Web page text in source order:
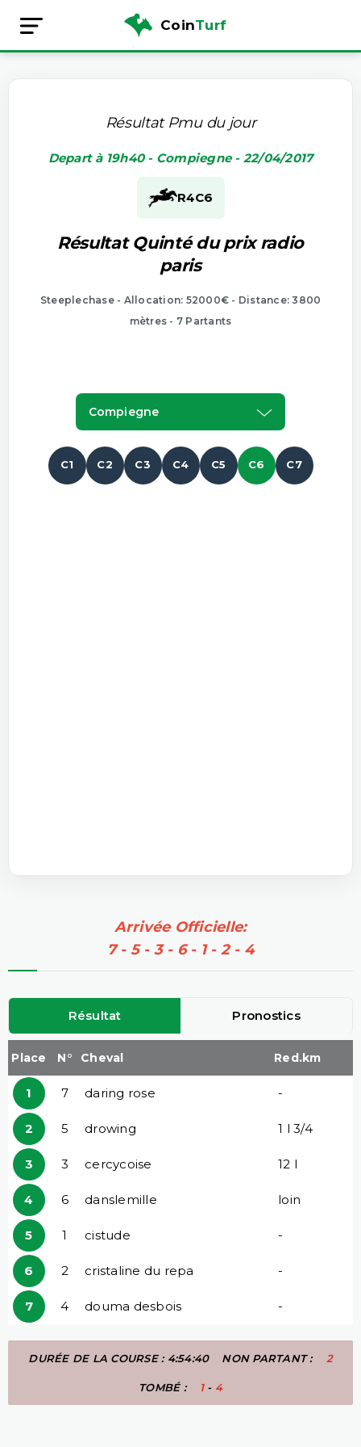
CoinTurf
Résultat Pmu du jour
Depart à 19h40 - Compiegne - 22/04/2017
R4C6
Résultat Quinté du prix radio
paris
Steeplechase - Allocation: 52000€ - Distance: 3800
mètres - 7 Partants
Compiegne
C1 C2 C3 C4 C5 C6 C7
Arrivée Officielle:
7 - 5 - 3 - 6 - 1 - 2 - 4
Résultat Pronostics
Place N° Cheval Red.km
1 7 daring rose -
2 5 drowing 1 l 3/4
3 3 cercycoise 12 l
4 6 danslemille loin
5 1 cistude -
6 2 cristaline du repa -
7 4 douma desbois -
DURÉE DE LA COURSE : 4:54:40 NON PARTANT : 2
TOMBÉ : 1- 4